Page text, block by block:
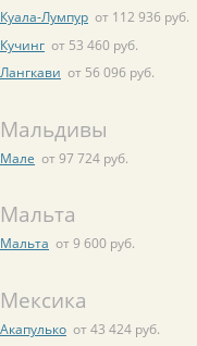
Куала-Лумпур от 112 936 руб.
Кучинг от 53 460 руб.
Лангкави от 56 096 руб.
Мальдивы
Мале от 97 724 руб.
Мальта
Мальта от 9 600 руб.
Мексика
Акапулько от 43 424 руб.